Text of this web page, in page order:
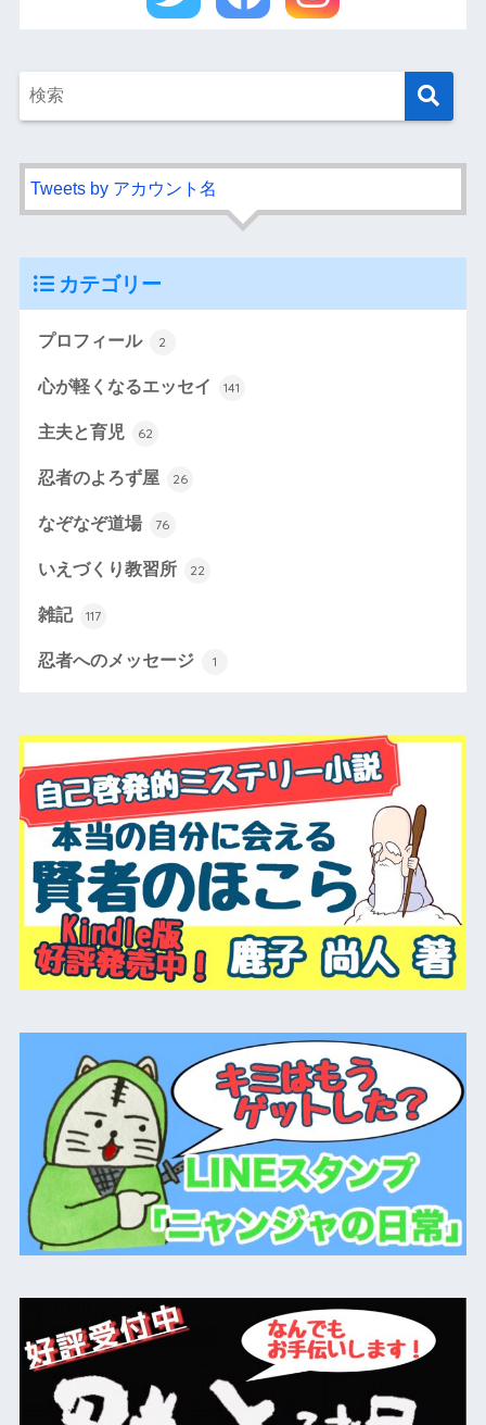
Tweets by アカウント名
カテゴリー
プロフィール 2
心が軽くなるエッセイ 141
主夫と育児 62
忍者のよろず屋 26
なぞなぞ道場 76
いえづくり教習所 22
雑記 117
忍者へのメッセージ 1